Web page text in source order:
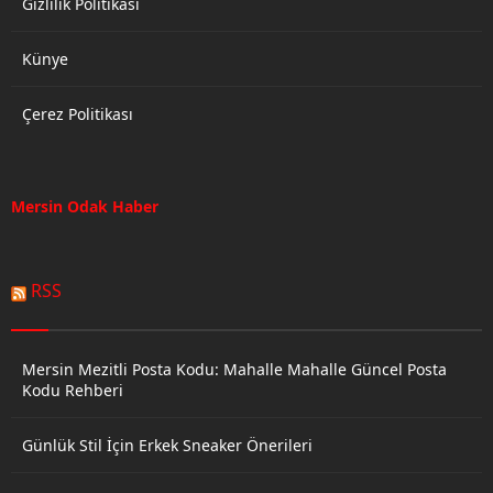
Künye
Çerez Politikası
Mersin Odak Haber
RSS
Mersin Mezitli Posta Kodu: Mahalle Mahalle Güncel Posta
Kodu Rehberi
Günlük Stil İçin Erkek Sneaker Önerileri